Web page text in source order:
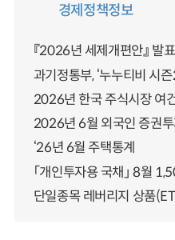
경제정책정보
『2026년 세제개편안』 발표
과기정통부, ‘누누티비 시
2026년 한국 주식시장 여
2026년 6월 외국인 증권
‘26년 6월 주택통계
「개인투자용 국채」 8월